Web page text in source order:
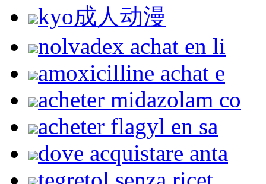
kyo成人动漫
nolvadex achat en li
amoxicilline achat e
acheter midazolam co
acheter flagyl en sa
dove acquistare anta